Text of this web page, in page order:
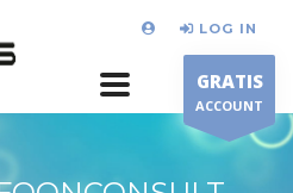
LOG IN
GRATIS
ACCOUNT